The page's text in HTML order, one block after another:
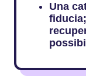
Una